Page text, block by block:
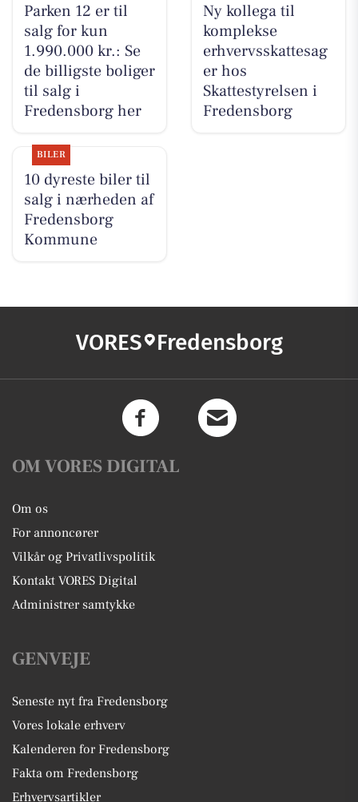
Parken 12 er til
salg for kun
1.990.000 kr.: Se
de billigste boliger
til salg i
Fredensborg her
Ny kollega til
komplekse
erhvervsskattesag
er hos
Skattestyrelsen i
Fredensborg
BILER
10 dyreste biler til
salg i nærheden af
Fredensborg
Kommune
VORES Fredensborg
OM VORES DIGITAL
Om os
For annoncører
Vilkår og Privatlivspolitik
Kontakt VORES Digital
Administrer samtykke
GENVEJE
Seneste nyt fra Fredensborg
Vores lokale erhverv
Kalenderen for Fredensborg
Fakta om Fredensborg
Erhvervsartikler